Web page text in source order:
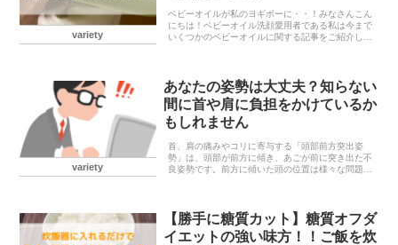
variety
ベビーオイルが私のヨギボーに・・！みなさんこん
にちは！ベビーオイル洗顔愛用者である私は今まで
いくつかのベビーオイルに関する記事をご紹介して
variety
あなたの姿勢は大丈夫？知らない
間に首や肩に負担をかけているか
もしれません
首、肩の痛みやコリに寄与する「頭部前方突出姿
勢」は、頭部が前方に傾き、あごが前に突き出た不
良姿勢です。前方に傾いた頭の位置は様々な問題を
【勝手に糖質カット】糖質オフダ
イエットの強い味方！！ご飯を炊